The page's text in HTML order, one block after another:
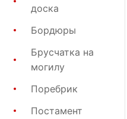
доска
Бордюры
Брусчатка на
могилу
Поребрик
Постамент